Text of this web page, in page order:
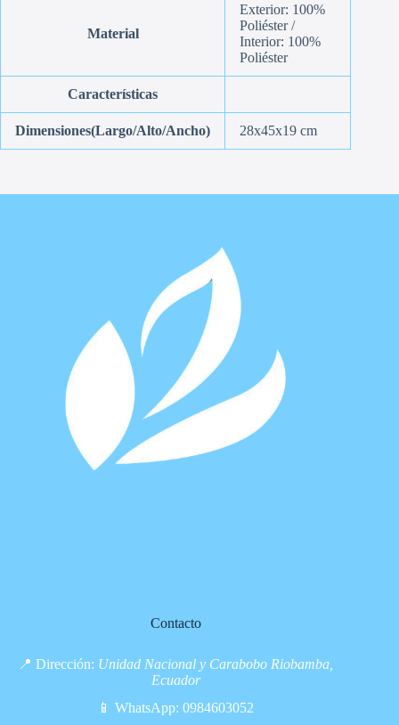
Material
Exterior: 100%
Poliéster /
Interior: 100%
Poliéster
Características
Dimensiones(Largo/Alto/Ancho) 28x45x19 cm
Contacto
📍 Dirección: Unidad Nacional y Carabobo Riobamba,
Ecuador
📱 WhatsApp:0984603052